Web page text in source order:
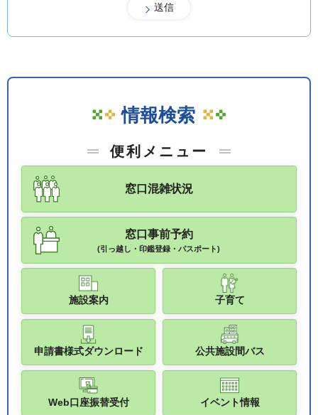
情報検索
便利メニュー
窓口混雑状況
窓口事前予約
(引っ越し・印鑑登録・パスポート)
施設案内 子育て
申請書様式ダウンロード 公共施設間バス
Web口座振替受付 イベント情報